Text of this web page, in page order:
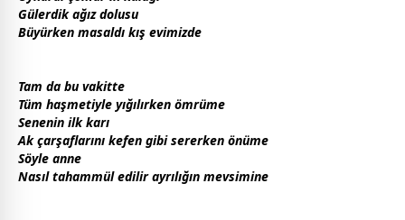
Gülerdik ağız dolusu
Büyürken masaldı kış evimizde
Tam da buvakitte
Tüm haşmetiyle yığılırken ömrüme
Senenin ilk karı
Ak çarşaflarını kefen gibi sererken önüme
Söyle anne
Nasıl tahammül edilir ayrılığın mevsimine